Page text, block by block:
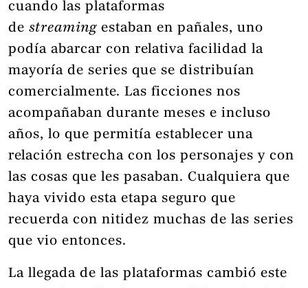
cuando las plataformas
de streaming estaban en pañales, uno
podía abarcar con relativa facilidad la
mayoría de series que se distribuían
comercialmente. Las ficciones nos
acompañaban durante meses e incluso
años, lo que permitía establecer una
relación estrecha con los personajes y con
las cosas que les pasaban. Cualquiera que
haya vivido esta etapa seguro que
recuerda con nitidez muchas de las series
que vio entonces.
La llegada de las plataformas cambió este